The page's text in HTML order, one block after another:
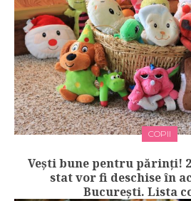
COPII
Vești bune pentru părinți!
stat vor fi deschise în
București. Lista